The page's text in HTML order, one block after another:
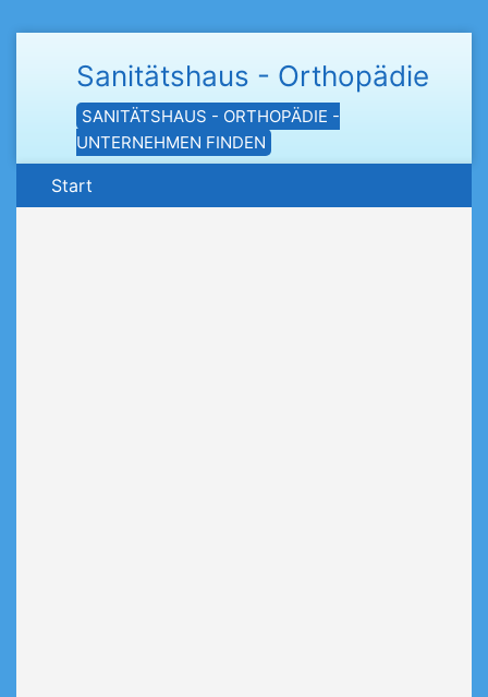
Sanitätshaus - Orthopädie
SANITÄTSHAUS - ORTHOPÄDIE -
UNTERNEHMEN FINDEN
Start